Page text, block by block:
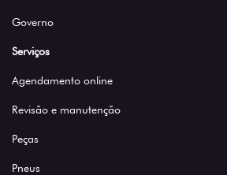
Governo
Serviços
Agendamento online
Revisão e manutenção
Peças
Pneus